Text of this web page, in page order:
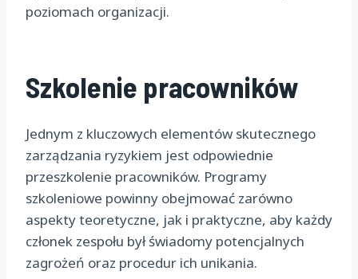
poziomach organizacji.
Szkolenie pracowników
Jednym z kluczowych elementów skutecznego
zarządzania ryzykiem jest odpowiednie
przeszkolenie pracowników. Programy
szkoleniowe powinny obejmować zarówno
aspekty teoretyczne, jak i praktyczne, aby każdy
członek zespołu był świadomy potencjalnych
zagrożeń oraz procedur ich unikania.